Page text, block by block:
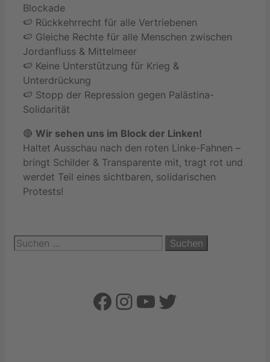
Blockade
🍉 Rückkehrrecht für alle Vertriebenen
🍉 Gleiche Rechte für alle Menschen zwischen
Jordanfluss & Mittelmeer
🍉 Keine Unterstützung für Krieg &
Unterdrückung
🍉 Stopp der Repression gegen Palästina-
Solidarität
🔴 Wir sehen uns im Block der Linken!
Haltet Ausschau nach den roten Linke-Fahnen –
bringt Schilder & Transparente mit, tragt rot und
werdet Teil eines sichtbaren, solidarischen
Protests!
Suchen
nach:
Facebook
Instagram
YouTube
Twitter